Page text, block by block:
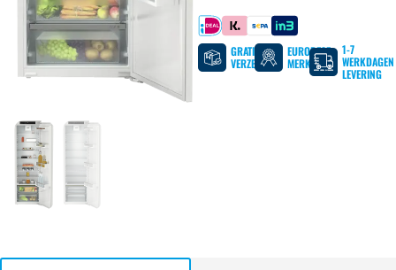
Betaal met
GRATIS
VERZENDING
EUROPESE
MERKEN
1-7
WERKDAGEN
LEVERING